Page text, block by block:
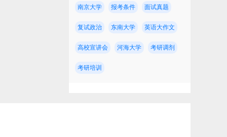
南京大学 报考条件 面试真题
复试政治 东南大学 英语大作文
高校宣讲会 河海大学 考研调剂
考研培训